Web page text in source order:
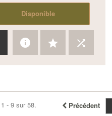
Disponible
Précédent
- 9 sur 58.